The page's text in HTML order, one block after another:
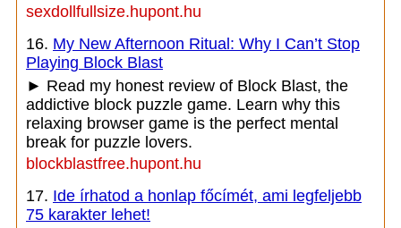
sexdollfullsize.hupont.hu
16. My New Afternoon Ritual: Why I Can’t Stop
Playing Block Blast
► Read my honest review of Block Blast, the
addictive block puzzle game. Learn why this
relaxing browser game is the perfect mental
break for puzzle lovers.
blockblastfree.hupont.hu
17. Ide írhatod a honlap főcímét, ami legfeljebb
75 karakter lehet!